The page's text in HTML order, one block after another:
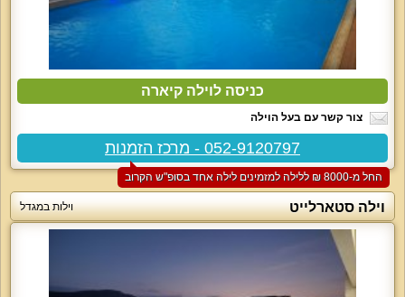
כניסה לוילה קיארה
צור קשר עם בעל הוילה
052-9120797 - מרכז הזמנות
החל מ-‏8000 ₪ ללילה למזמינים לילה אחד בסופ"ש הקרוב
וילה סטארלייט וילות במגדל